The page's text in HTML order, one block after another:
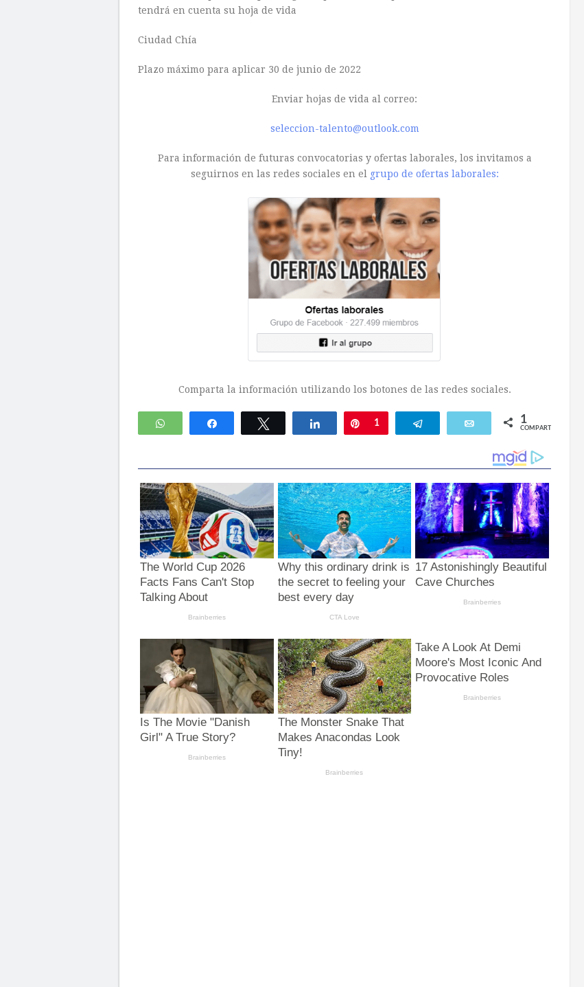
tendrá en cuenta su hoja de vida
Ciudad Chía
Plazo máximo para aplicar 30 de junio de 2022
Enviar hojas de vida al correo:
seleccion-talento@outlook.com
Para información de futuras convocatorias y ofertas laborales, los invitamos a
seguirnos en las redes sociales en el grupo de ofertas laborales:
Comparta la información utilizando los botones de las redes sociales.
WhatsApp Compartir Twittear Compartir Pin
1 Telegram Email 1
COMPARTIR